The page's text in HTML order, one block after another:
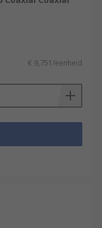
€ 9,751/eenheid